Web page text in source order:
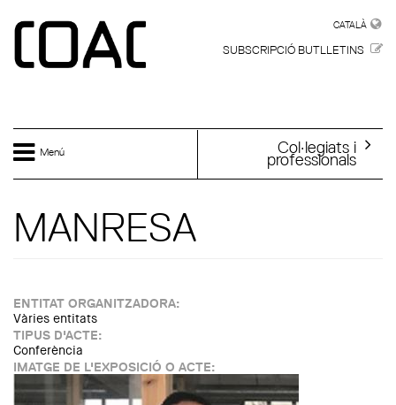
CATALÀ
SUBSCRIPCIÓ BUTLLETINS
Menú Col·legiats i
professionals
MANRESA
ENTITAT ORGANITZADORA:
Vàries entitats
TIPUS D'ACTE:
Conferència
IMATGE DE L'EXPOSICIÓ O ACTE: